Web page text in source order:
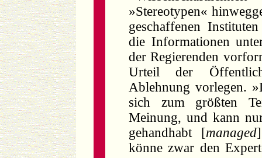
»Stereotypen«
geschaffenen
die Informationen
der Regierenden
Urteil der
Ablehnung vorlegen.
sich zum größten
Meinung, und kann
gehandhabt [managed
könne zwar den